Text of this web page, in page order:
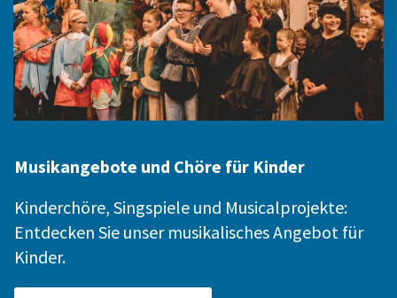
Musikangebote und Chöre für Kinder
Kinderchöre, Singspiele und Musicalprojekte:
Entdecken Sie unser musikalisches Angebot für
Kinder.